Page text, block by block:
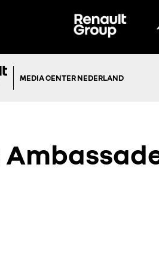
MEDIA CENTER NEDERLAND